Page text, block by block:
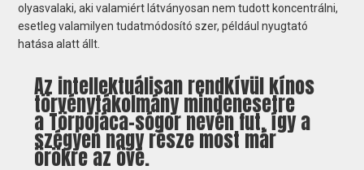
olyasvalaki, aki valamiért látványosan nem tudott koncentrálni,
esetleg valamilyen tudatmódosító szer, például nyugtató
hatása alatt állt.
Az intellektuálisan rendkívül kínos
törvénytákolmány mindenesetre
a Törpojáca-sógor nevén fut, így a
szégyen nagy része most már
örökre az övé.